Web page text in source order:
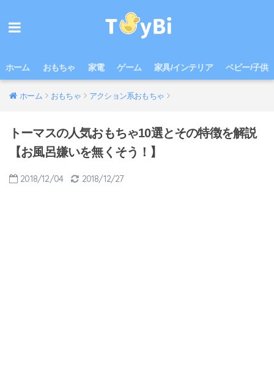
ホーム おもちゃ 家電 ゲーム 家具/インテリア ベビー/子供
ホーム おもちゃ アクション系おもちゃ
トーマスの人気おもちゃ10選とその特徴を解説
【お風呂嫌いを無くそう！】
2018/12/04 2018/12/27